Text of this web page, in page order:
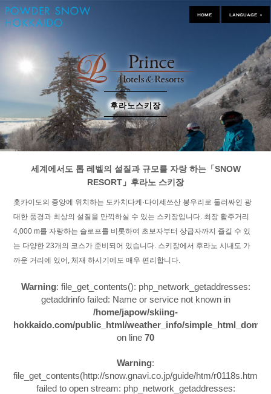
HOME LANGUAGE ▼
후라노스키장
세계에서도 톱 레벨의 설질과 규모를 자랑 하는「SNOW
RESORT」후라노 스키장
홋카이도의 중앙에 위치하는 도카치다케·다이세쓰산 봉우리로 둘러싸인 광
대한 풍경과 최상의 설질을 만끽하실 수 있는 스키장입니다. 최장 활주거리
4,000 m를 자랑하는 슬로프를 비롯하여 초보자부터 상급자까지 즐길 수 있
는 다양한 23개의 코스가 준비되어 있습니다. 스키장에서 후라노 시내도 가
까운 거리에 있어, 체재 하시기에도 매우 편리합니다.
Warning: file_get_contents(): php_network_getaddresses:
getaddrinfo failed: Name or service not known in
/home/japow/skiing-
hokkaido.com/public_html/weather_info/
on line 70
Warning:
file_get_contents(http://snow.gnavi.co.jp/guide/htm/r0118s.htm):
failed to open stream: php_network_getaddresses: